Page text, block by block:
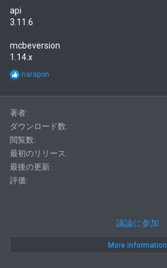
api
3.11.6
mcbeversion
1.14.x
R
t
i
o
n
s
:
narapon
著者
ダウンロード数
閲覧数
最初のリリース
最後の更新
評価
議論に参加
More information